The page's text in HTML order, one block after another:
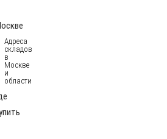
Адреса
складов
в
Москве
и
области